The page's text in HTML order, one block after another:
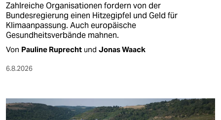
Zahlreiche Organisationen fordern von der
Bundesregierung einen Hitzegipfel und Geld für
Klimaanpassung. Auch europäische
Gesundheitsverbände mahnen.
Von Pauline Ruprecht und Jonas Waack
6.8.2026